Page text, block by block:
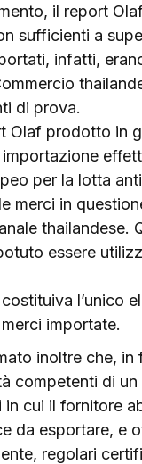
il report
sufficienti a
infatti,
di prova.
Olaf prodotto in
per la lotta
merci in
thailandese.
essere
l’unico
importate.
inoltre che,
competenti di
cui il fornitore
da esportare, e
regolari